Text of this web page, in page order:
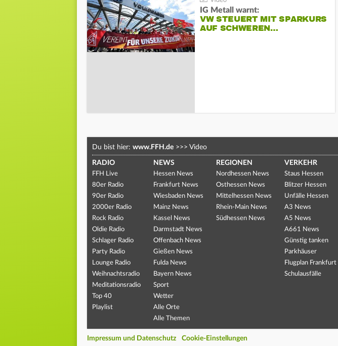
IG Metall warnt:
VW STEUERT MIT SPARKURS
AUF SCHWEREN…
Du bist hier: www.FFH.de >>> Video
RADIO
FFH Live
80er Radio
90er Radio
2000er Radio
Rock Radio
Oldie Radio
Schlager Radio
Party Radio
Lounge Radio
Weihnachtsradio
Meditationsradio
Top 40
Playlist
NEWS
Hessen News
Frankfurt News
Wiesbaden News
Mainz News
Kassel News
Darmstadt News
Offenbach News
Gießen News
Fulda News
Bayern News
Sport
Wetter
Alle Orte
Alle Themen
REGIONEN
Nordhessen News
Osthessen News
Mittelhessen News
Rhein-Main News
Südhessen News
VERKEHR
Staus Hessen
Blitzer Hessen
Unfälle Hessen
A3 News
A5 News
A661 News
Günstig tanken
Parkhäuser
Flugplan Frankfurt
Schulausfälle
Impressum und Datenschutz Cookie-Einstellungen